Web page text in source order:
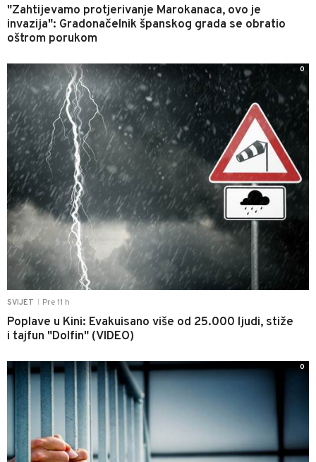
"Zahtijevamo protjerivanje Marokanaca, ovo je
invazija": Gradonačelnik španskog grada se obratio
oštrom porukom
SVIJET Pre 11 h
Poplave u Kini: Evakuisano više od 25.000 ljudi, stiže
i tajfun "Dolfin" (VIDEO)
0
0